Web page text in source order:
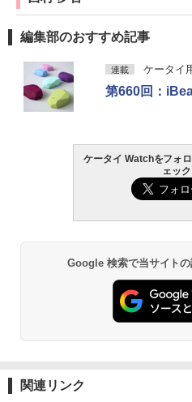
編集部のおすすめ記事
連載 ケータイ
第660回：
ケータイ Watchをフォ
ェック
Google 検索で当サイト
関連リンク